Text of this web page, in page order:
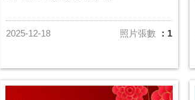
2025-12-18 照片張數 ：1